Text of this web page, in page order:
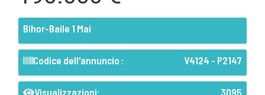
Bihor-Baile 1 Mai
Codice dell'annuncio : V4124 - P2147
Visualizzazioni: 3095